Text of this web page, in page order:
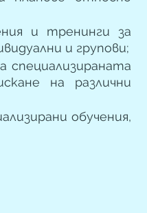
и тренинги за
и групови;
специализираната
на различни
обучения,